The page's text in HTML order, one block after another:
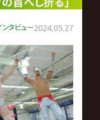
ンタビュー2024.05.27